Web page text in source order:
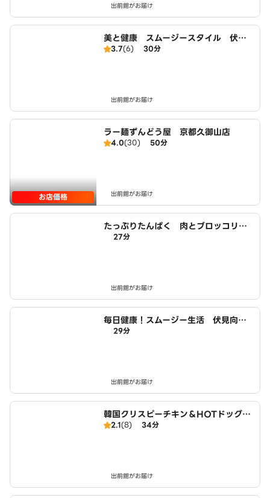
出前館がお届け
美と健康 スムージースタイル 伏見
向島店
3.7(6) 30分
出前館がお届け
お店価格
ラー麺ずんどう屋 京都久御山店
4.0(30) 50分
出前館がお届け
たっぷりたんぱく 肉とブロッコリー
生活 城陽店
27分
出前館がお届け
毎日健康！スムージー生活 伏見向島
29分
出前館がお届け
韓国クリスピーチキン＆HOTドッグ
チキンモッコパ 近鉄大久保駅前店
2.1(8) 34分
出前館がお届け